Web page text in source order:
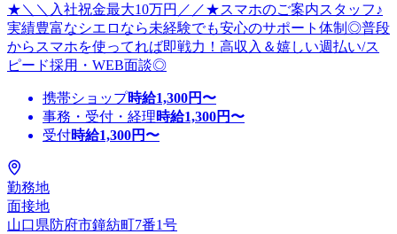
★＼＼入社祝金最大10万円／／★スマホのご案内スタッフ♪
実績豊富なシエロなら未経験でも安心のサポート体制◎普段
からスマホを使ってれば即戦力！高収入＆嬉しい週払い/ス
ピード採用・WEB面談◎
携帯ショップ時給1,300円〜
事務・受付・経理時給1,300円〜
受付時給1,300円〜
勤務地
面接地
山口県防府市鐘紡町7番1号